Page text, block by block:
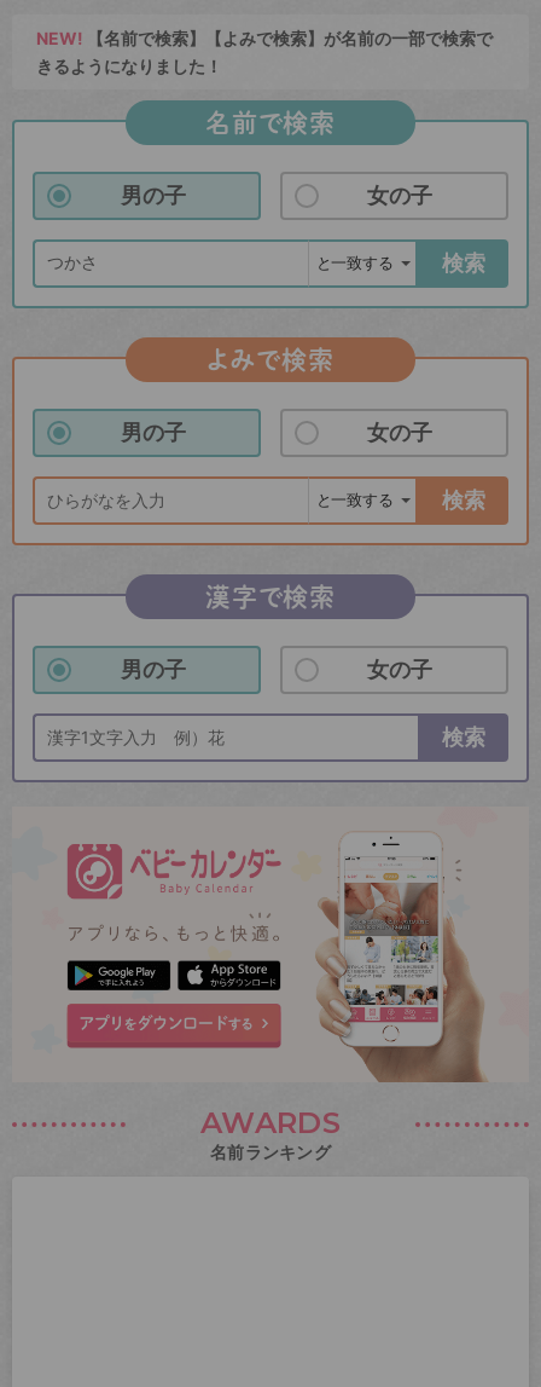
NEW! 【名前で検索】【よみで検索】が名前の一部で検索で
きるようになりました！
名前で検索
男の子 女の子
検索
よみで検索
男の子 女の子
検索
漢字で検索
男の子 女の子
検索
AWARDS
名前ランキング